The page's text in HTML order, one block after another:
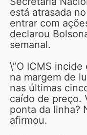
está atrasada
entrar com
declarou
semanal.
\”O ICMS
na margem de
nas últimas
caído de preço.
ponta da linha?
afirmou.